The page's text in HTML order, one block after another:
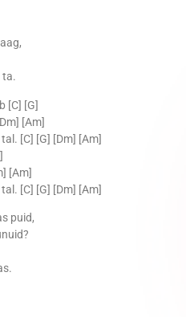
ta.
[C] [G]
[Am]
[C] [G] [Dm] [Am]
[Am]
[C] [G] [Dm] [Am]
puid,